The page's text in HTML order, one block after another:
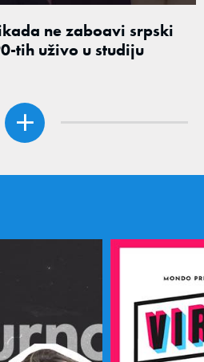
ne zaboavi srpski
tih uživo u studiju